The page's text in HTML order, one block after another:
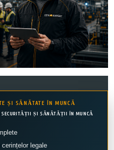
ȘI SĂNĂTATE ÎN MUNCĂ
SECURITĂȚII ȘI SĂNĂTĂȚII ÎN MUNCĂ
legale